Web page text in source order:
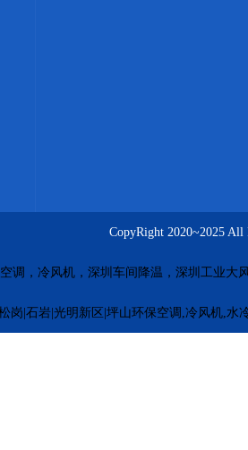
CopyRight 2020~2025
调，冷风机，深圳车间降温，深圳工业大
岗|石岩|光明新区|坪山环保空调,冷风机,水